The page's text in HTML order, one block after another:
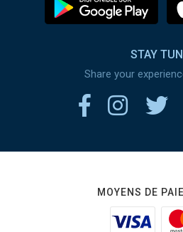
STAY
Share your
MOYENS DE